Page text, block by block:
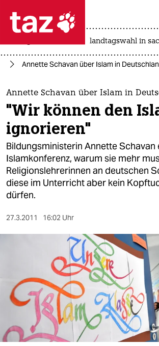
 taz zahl ich
taz zahl ich
themen
politik
öko
gesellschaft
kultur
wahrheit
verlag
veranstaltungen
landtagswahl in
Annette Schavan über Islam in
Annette Schavan über Islam in
"Wir können den
ignorieren"
Bildungsministerin Annette
Islamkonferenz, warum sie mehr
Religionslehrerinnen an deutschen
diese im Unterricht aber kein
dürfen.
27.3.2011 16:02 Uhr